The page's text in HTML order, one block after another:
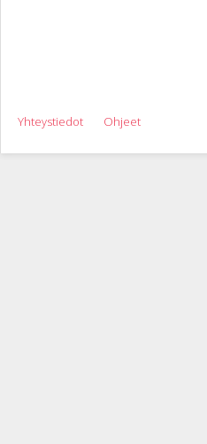
Yhteystiedot Ohjeet